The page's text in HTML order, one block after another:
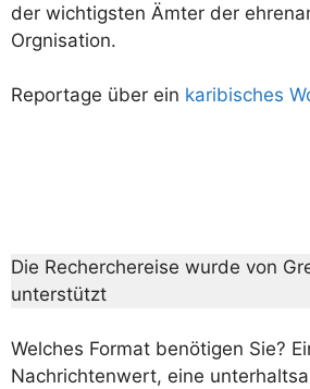
der wichtigsten Ämter der
Orgnisation.
Reportage über ein karibisches
Die Recherchereise wurde von
unterstützt
Welches Format benötigen Sie?
Nachrichtenwert, eine